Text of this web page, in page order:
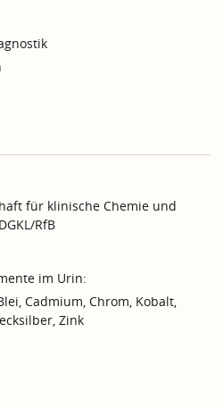
für klinische Chemie und
RfB
im Urin:
Cadmium, Chrom, Kobalt,
Zink